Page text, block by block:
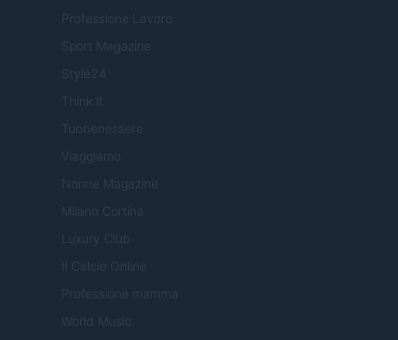
Professione Lavoro
Sport Magazine
Style24
Think.it
Tuobenessere
Viaggiamo
Nonne Magazine
Milano Cortina
Luxury Club
Il Calcio Online
Professione mamma
World Music